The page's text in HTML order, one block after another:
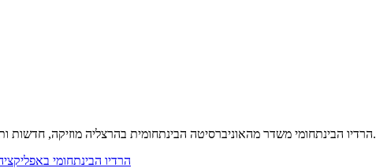
הרדיו הבינתחומי משדר מהאוניברסיטה הבינתחומית בהרצליה מוזיקה, חדשות ותוכניות שהסטודנטים עושים. מאזינים כאן בשידור חי או מהאפליקציה.
הרדיו הבינתחומי